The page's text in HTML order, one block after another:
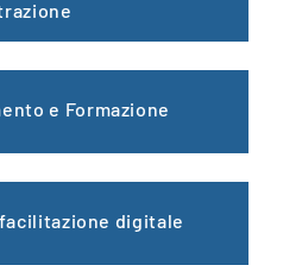
e Formazione
digitale